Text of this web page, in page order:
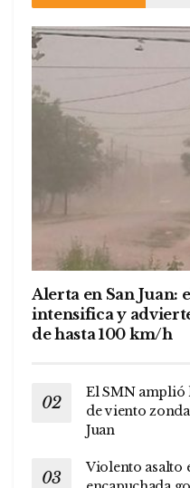
Alerta en San Juan:
intensifica y
de hasta 100 km/h
El SMN amplió
de viento
Juan
Violento asalto